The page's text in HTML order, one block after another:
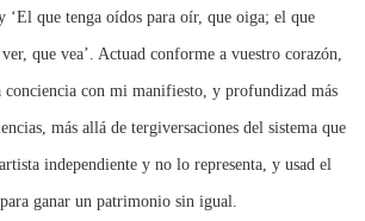
‘El que tenga oídos para oír, que oiga; el que
que vea’. Actuad conforme a vuestro corazón,
conciencia con mi manifiesto, y profundizad más
más allá de tergiversaciones del sistema que
independiente y no lo representa, y usad el
ganar un patrimonio sin igual.